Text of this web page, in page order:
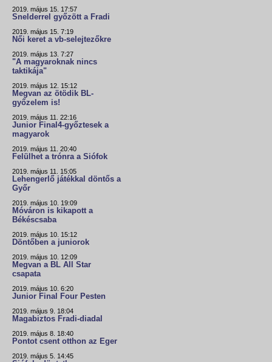
2019. május 15. 17:57
Snelderrel győzött a Fradi
2019. május 15. 7:19
Női keret a vb-selejtezőkre
2019. május 13. 7:27
"A magyaroknak nincs
taktikája"
2019. május 12. 15:12
Megvan az ötödik BL-
győzelem is!
2019. május 11. 22:16
Junior Final4-győztesek a
magyarok
2019. május 11. 20:40
Felülhet a trónra a Siófok
2019. május 11. 15:05
Lehengerlő játékkal döntős a
Győr
2019. május 10. 19:09
Móváron is kikapott a
Békéscsaba
2019. május 10. 15:12
Döntőben a juniorok
2019. május 10. 12:09
Megvan a BL All Star
csapata
2019. május 10. 6:20
Junior Final Four Pesten
2019. május 9. 18:04
Magabiztos Fradi-diadal
2019. május 8. 18:40
Pontot csent otthon az Eger
2019. május 5. 14:45